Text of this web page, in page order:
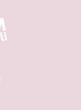
européenne